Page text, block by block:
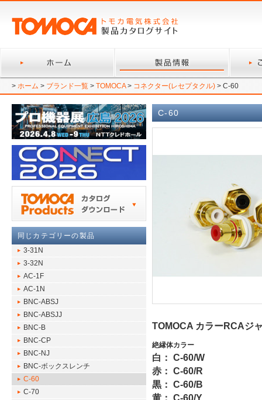
> ホーム > ブランド一覧 > TOMOCA> コネクター(レセプタクル) > C-60
C-60
TOMOCA カラーRCAジ
絶縁体カラー
白： C-60/W
赤： C-60/R
黒： C-60/B
黄： C-60/Y
同じカテゴリーの製品
3-31N
3-32N
AC-1F
AC-1N
BNC-ABSJ
BNC-ABSJJ
BNC-B
BNC-CP
BNC-NJ
BNC-ボックスレンチ
C-60
C-70